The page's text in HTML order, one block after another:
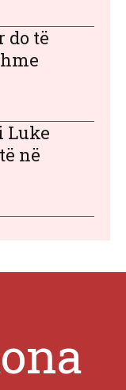
do të
Luke
në